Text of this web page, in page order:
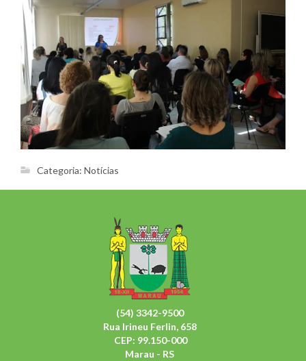
Categoria: Notícias
(54) 3342-9500
Rua Irineu Ferlin, 658
CEP: 99.150-000
Marau - RS